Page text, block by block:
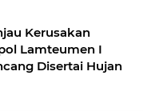
Kerusakan
Lamteumen I
Disertai Hujan